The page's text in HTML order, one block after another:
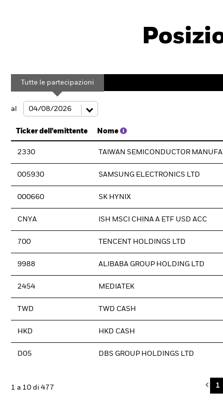
Tutte le partecipazioni
al
Ticker dell'emittente Nome
2330 TAIWAN SEMICONDUCTOR
005930 SAMSUNG ELECTRONICS LTD
000660 SK HYNIX
CNYA ISH MSCI CHINA A ETF USD ACC
700 TENCENT HOLDINGS LTD
9988 ALIBABA GROUP HOLDING LTD
2454 MEDIATEK
TWD TWD CASH
HKD HKD CASH
D05 DBS GROUP HOLDINGS LTD
1 a 10 di 477 1